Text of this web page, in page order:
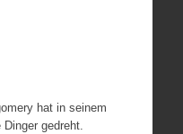
hat in seinem
gedreht.